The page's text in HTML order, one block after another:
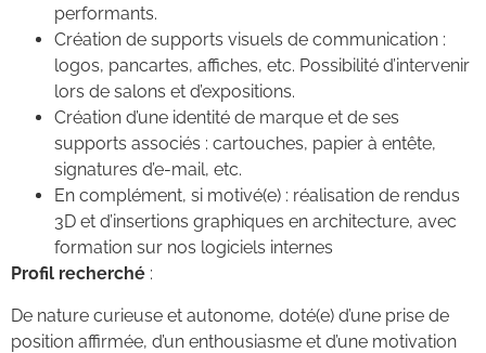
performants.
Création de supports visuels de communication :
logos, pancartes, affiches, etc. Possibilité d’intervenir
lors de salons et d’expositions.
Création d’une identité de marque et de ses
supports associés : cartouches, papier à entête,
signatures d’e-mail, etc.
En complément, si motivé(e) : réalisation de rendus
3D et d’insertions graphiques en architecture, avec
formation sur nos logiciels internes
Profil recherché :
De nature curieuse et autonome, doté(e) d’une prise de
position affirmée, d’un enthousiasme et d’une motivation